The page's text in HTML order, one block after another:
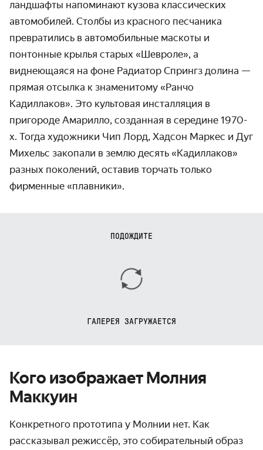
ландшафты напоминают кузова классических
автомобилей. Столбы из красного песчаника
превратились в автомобильные маскоты и
понтонные крылья старых «Шевроле», а
виднеющаяся на фоне Радиатор Спрингз долина —
прямая отсылка к знаменитому «Ранчо
Кадиллаков». Это культовая инсталляция в
пригороде Амарилло, созданная в середине 1970-
х. Тогда художники Чип Лорд, Хадсон Маркес и Дуг
Михельс закопали в землю десять «Кадиллаков»
разных поколений, оставив торчать только
фирменные «плавники».
ПОДОЖДИТЕ
ГАЛЕРЕЯ ЗАГРУЖАЕТСЯ
Кого изображает Молния
Маккуин
Конкретного прототипа у Молнии нет. Как
рассказывал режиссёр, это собирательный образ